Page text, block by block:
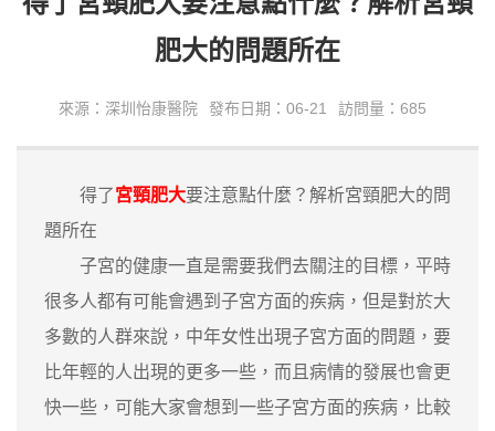
肥大的問題所在
來源：深圳怡康醫院 發布日期：06-21 訪問量：685
得了宮頸肥大要注意點什麼？解析宮頸肥大的問
題所在
子宮的健康一直是需要我們去關注的目標，平時
很多人都有可能會遇到子宮方面的疾病，但是對於大
多數的人群來說，中年女性出現子宮方面的問題，要
比年輕的人出現的更多一些，而且病情的發展也會更
快一些，可能大家會想到一些子宮方面的疾病，比較